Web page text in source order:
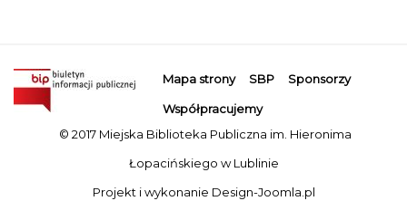
Mapa strony SBP Sponsorzy
Współpracujemy
© 2017 Miejska Biblioteka Publiczna im. Hieronima
Łopacińskiego w Lublinie
Projekt i wykonanie Design-Joomla.pl